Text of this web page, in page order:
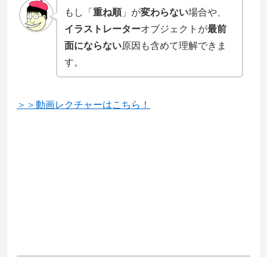
もし「 重ね順」が変わらない場合や、
イラストレーターオブジェクトが最前
面にならない原因も含めて理解できま
す。
＞＞動画レクチャーはこちら！